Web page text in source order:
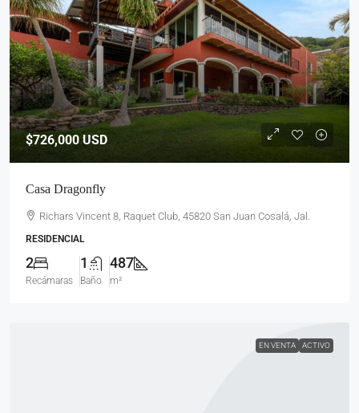
$726,000USD
Casa Dragonfly
Richars Vincent 8, Raquet Club, 45820 San Juan Cosalá, Jal.
RESIDENCIAL
2
Recámaras
1
Baño
487
m²
EN VENTA ACTIVO